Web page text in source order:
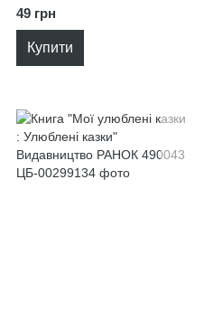
Видавництво РАНОК 447039
49 грн
Купити